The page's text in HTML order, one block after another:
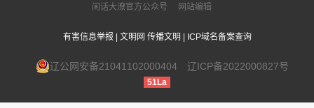
闲话大潦官方公众号 网站编辑
有害信息举报 文明网 传播文明 ICP域名备案查询
辽公网安备21041102000404 辽ICP备2022000827号
51La